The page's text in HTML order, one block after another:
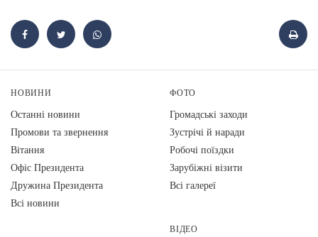
НОВИНИ
Останні новини
Промови та звернення
Вiтання
Офіс Президента
Дружина Президента
Всі новини
ФОТО
Громадські заходи
Зустрічі й наради
Робочі поїздки
Зарубіжні візити
Всі галереї
ВІДЕО